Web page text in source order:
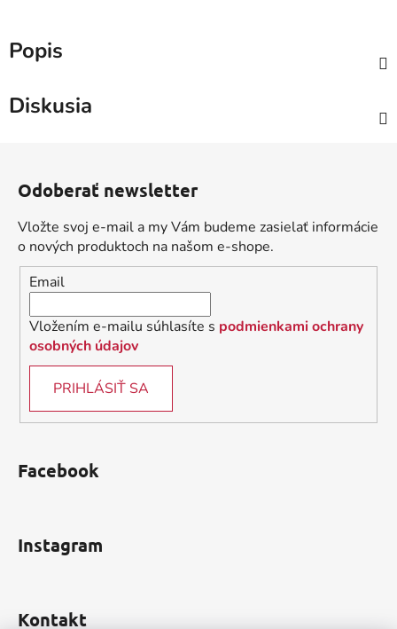
Popis
Diskusia
Odoberať newsletter
Vložte svoj e-mail a my Vám budeme zasielať informácie
o nových produktoch na našom e-shope.
Email
Vložením e-mailu súhlasíte s podmienkami ochrany
osobných údajov
PRIHLÁSIŤ SA
Facebook
Instagram
Kontakt